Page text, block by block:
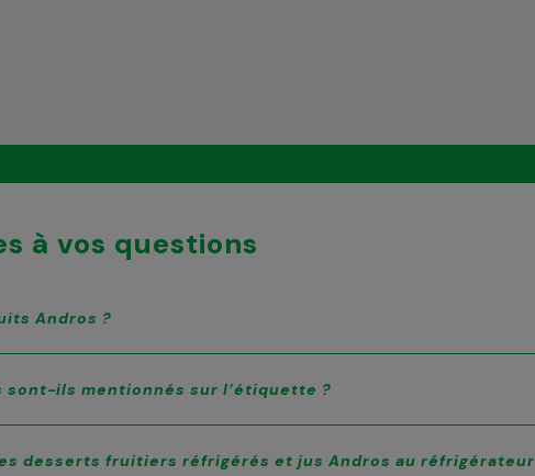
à vos questions
Andros ?
sont-ils mentionnés sur l’étiquette ?
desserts fruitiers réfrigérés et jus Andros au réfrigérateur